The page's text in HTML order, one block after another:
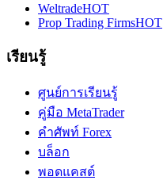
WeltradeHOT
Prop Trading FirmsHOT
เรียนรู้
ศูนย์การเรียนรู้
คู่มือ MetaTrader
คำศัพท์ Forex
บล็อก
พอดแคสต์